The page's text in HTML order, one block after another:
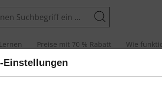
Suchen
Preise mit 70 % Rabatt Wie
Einstellungen